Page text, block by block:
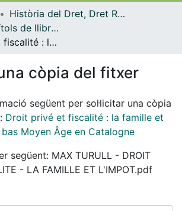
Navega per tot el DD
Com publicar
Història del Dret, Dret Romà i Dret Eclesiàstic de l'Estat
Llibres / Capítols de llibre (Història del Dret, Dret Romà i Dret Eclesiàstic de l'Estat)
Droit privé et fiscalité : la famille et l'impôt direct au bas Moyen Âge en Catalogne
còpia del fitxer
següent per sol·licitar una còpia
Droit privé et fiscalité : la famille et
Moyen Âge en Catalogne
següent: MAX TURULL - DROIT
- LA FAMILLE ET L'IMPOT.pdf